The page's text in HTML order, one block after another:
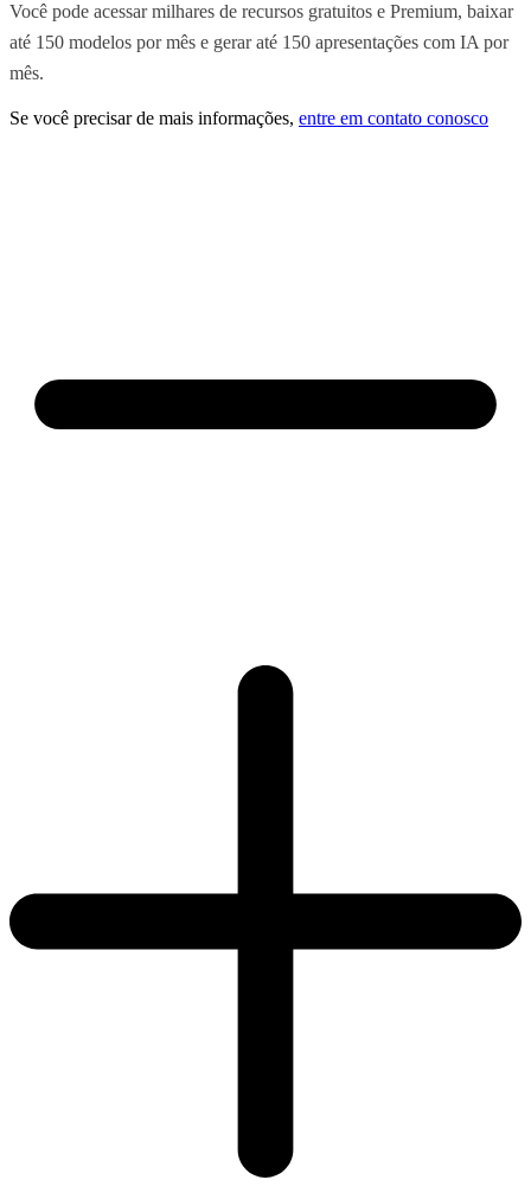
Você pode acessar milhares de recursos gratuitos e Premium, baixar
até 150 modelos por mês e gerar até 150 apresentações com IA por
mês.
Se você precisar de mais informações, entre em contato conosco